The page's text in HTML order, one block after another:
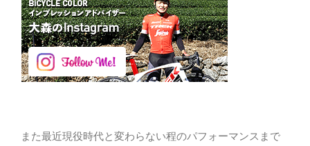
また最近現役時代と変わらない程のパフォーマンスまで